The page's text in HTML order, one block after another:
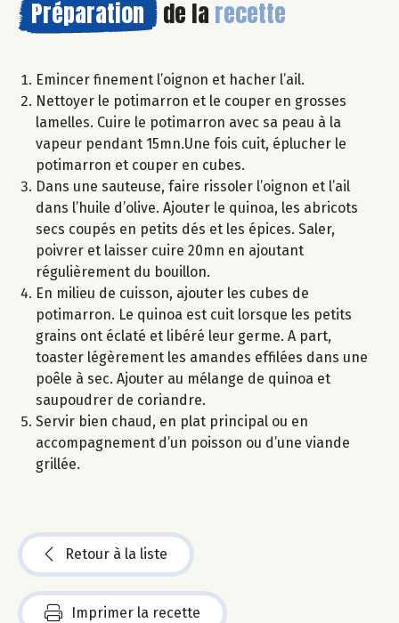
Préparation de la recette
Emincer finement l’oignon et hacher l’ail.
Nettoyer le potimarron et le couper en grosses
lamelles. Cuire le potimarron avec sa peau à la
vapeur pendant 15mn.Une fois cuit, éplucher le
potimarron et couper en cubes.
Dans une sauteuse, faire rissoler l’oignon et l’ail
dans l’huile d’olive. Ajouter le quinoa, les abricots
secs coupés en petits dés et les épices. Saler,
poivrer et laisser cuire 20mn en ajoutant
régulièrement du bouillon.
En milieu de cuisson, ajouter les cubes de
potimarron. Le quinoa est cuit lorsque les petits
grains ont éclaté et libéré leur germe. A part,
toaster légèrement les amandes effilées dans une
poêle à sec. Ajouter au mélange de quinoa et
saupoudrer de coriandre.
Servir bien chaud, en plat principal ou en
accompagnement d’un poisson ou d’une viande
grillée.
Retour à la liste
Imprimer la recette